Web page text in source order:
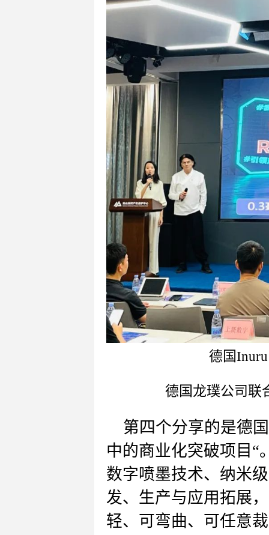
德国
德国龙璞公司联
第四个分享的是德国
中的商业化突破项目 “
数字喷墨技术、纳米
发、生产与应用拓展
轻、可弯曲、可任意